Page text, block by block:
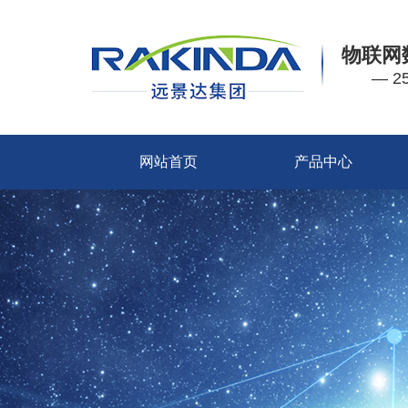
物联网
—
网站首页 产品中心